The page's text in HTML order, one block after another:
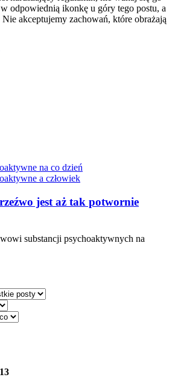
odpowiednią ikonkę u góry tego postu, a
akceptujemy zachowań, które obrażają
na co dzień
a człowiek
jest aż tak potwornie
substancji psychoaktywnych na
13